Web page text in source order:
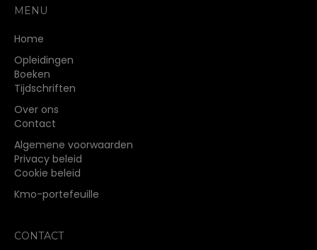
MENU
Home
Opleidingen
Boeken
Tijdschriften
Over ons
Contact
Algemene voorwaarden
Privacy beleid
Cookie beleid
Kmo-portefeuille
CONTACT